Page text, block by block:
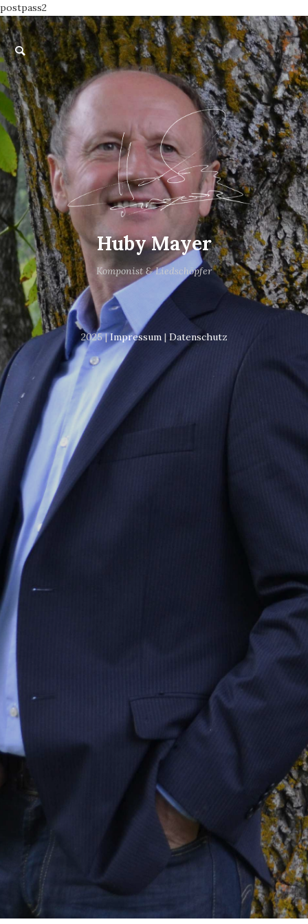
postpass2
Huby Mayer
Komponist & Liedschöpfer
2025 |Impressum| Datenschutz